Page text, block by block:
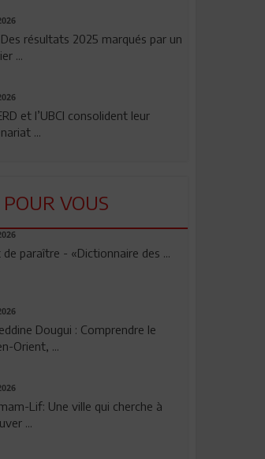
résultats 2025 marqués par un
...
et l’UBCI consolident leur
...
VOUS
paraître - «Dictionnaire des ...
Dougui : Comprendre le
Orient, ...
Lif: Une ville qui cherche à
...